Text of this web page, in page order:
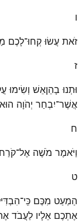
ו
זֹאת עֲשׂוּ קְחוּ־לָכֶם
ז
וּתְנוּ בָהֵןאֵשׁ וְשִׂימוּ
אֲשֶׁר־יִבְחַר יְהֹוָה
ח
וַיֹּאמֶר מֹשֶׁה אֶל־קֹרַח
ט
הַמְעַט מִכֶּם
אֶתְכֶם אֵלָיו לַעֲבֹד